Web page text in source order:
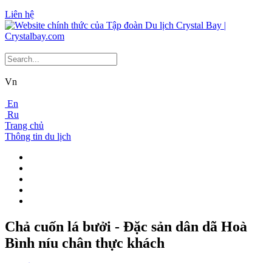
Liên hệ
Vn
En
Ru
Trang chủ
Thông tin du lịch
Chả cuốn lá bưởi - Đặc sản dân dã Hoà
Bình níu chân thực khách